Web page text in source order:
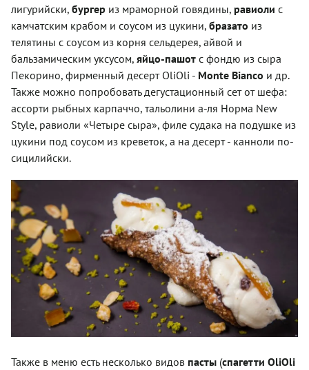
лигурийски, бургер из мраморной говядины, равиоли с
камчатским крабом и соусом из цукини, бразато из
телятины с соусом из корня сельдерея, айвой и
бальзамическим уксусом, яйцо-пашот с фондю из сыра
Пекорино, фирменный десерт OliOli - Monte Bianco и др.
Также можно попробовать дегустационный сет от шефа:
ассорти рыбных карпаччо, тальолини а-ля Норма New
Style, равиоли «Четыре сыра», филе судака на подушке из
цукини под соусом из креветок, а на десерт - канноли по-
сицилийски.
Также в меню есть несколько видов пасты (спагетти OliOli